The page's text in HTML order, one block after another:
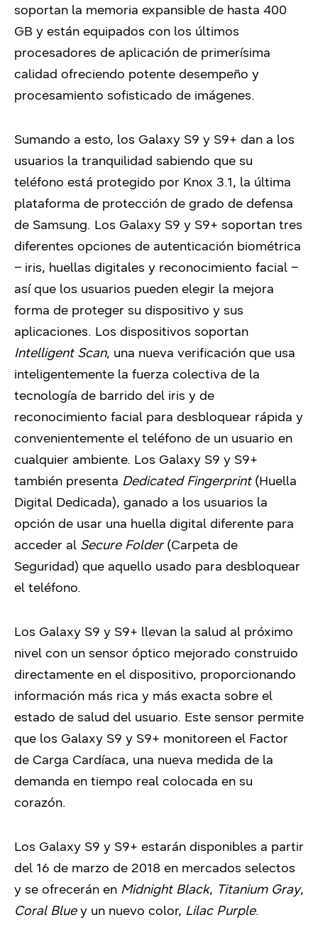
soportan la memoria expansible de hasta 400
GB y están equipados con los últimos
procesadores de aplicación de primerísima
calidad ofreciendo potente desempeño y
procesamiento sofisticado de imágenes.
Sumando a esto, los Galaxy S9 y S9+ dan a los
usuarios la tranquilidad sabiendo que su
teléfono está protegido por Knox 3.1, la última
plataforma de protección de grado de defensa
de Samsung. Los Galaxy S9 y S9+ soportan tres
diferentes opciones de autenticación biométrica
– iris, huellas digitales y reconocimiento facial –
así que los usuarios pueden elegir la mejora
forma de proteger su dispositivo y sus
aplicaciones. Los dispositivos soportan
Intelligent Scan, una nueva verificación que usa
inteligentemente la fuerza colectiva de la
tecnología de barrido del iris y de
reconocimiento facial para desbloquear rápida y
convenientemente el teléfono de un usuario en
cualquier ambiente. Los Galaxy S9 y S9+
también presenta Dedicated Fingerprint(Huella
Digital Dedicada), ganado a los usuarios la
opción de usar una huella digital diferente para
acceder al Secure Folder(Carpeta de
Seguridad) que aquello usado para desbloquear
el teléfono.
Los Galaxy S9 y S9+ llevan la salud al próximo
nivel con un sensor óptico mejorado construido
directamente en el dispositivo, proporcionando
información más rica y más exacta sobre el
estado de salud del usuario. Este sensor permite
que los Galaxy S9 y S9+ monitoreen el Factor
de Carga Cardíaca, una nueva medida de la
demanda en tiempo real colocada en su
corazón.
Los Galaxy S9 y S9+ estarán disponibles a partir
del 16 de marzo de 2018 en mercados selectos
y se ofrecerán en Midnight Black, Titanium Gray,
Coral Bluey un nuevo color, Lilac Purple.